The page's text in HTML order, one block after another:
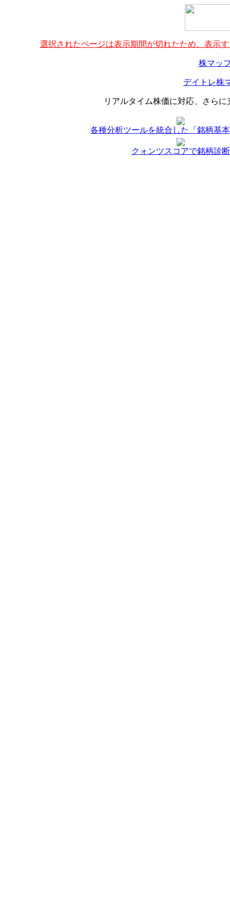
選択されたページは表示期間が切れたため、表示
株マッ
デイトレ株
リアルタイム株価に対応、さら
各種分析ツールを統合した「銘柄基
クォンツスコアで銘柄診断